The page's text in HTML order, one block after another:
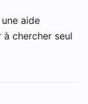
aide
chercher seul